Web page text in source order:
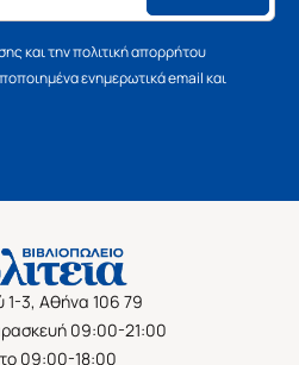
και την πολιτική απορρήτου
ενημερωτικά email και
1-3, Αθήνα 106 79
09:00-21:00
09:00-18:00